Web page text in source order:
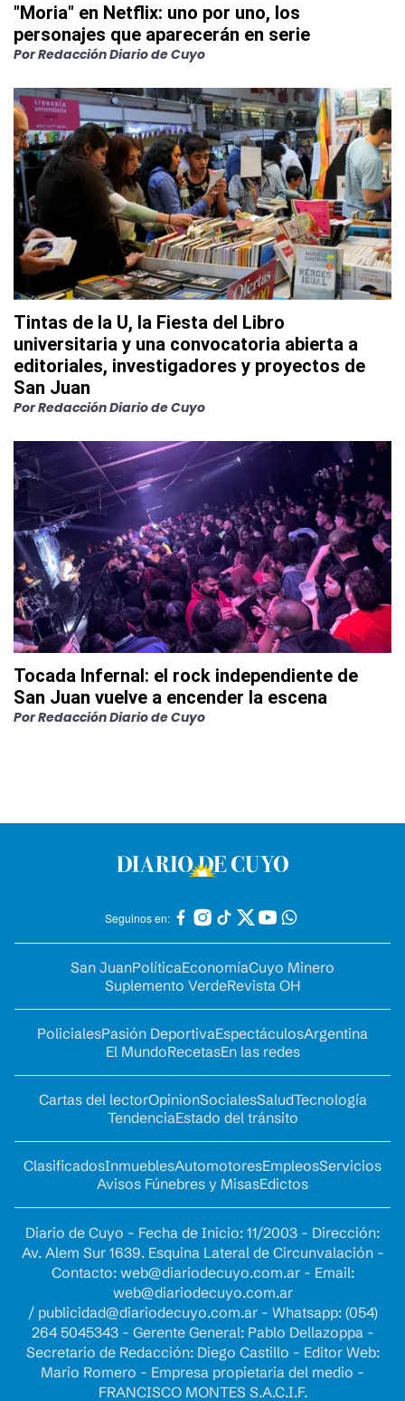
"Moria" en Netflix: uno por uno, los
personajes que aparecerán en serie
PorRedacción Diario de Cuyo
Tintas de la U, la Fiesta del Libro
universitaria y una convocatoria abierta a
editoriales, investigadores y proyectos de
San Juan
PorRedacción Diario de Cuyo
Tocada Infernal: el rock independiente de
San Juan vuelve a encender la escena
PorRedacción Diario de Cuyo
Seguinos en:
San JuanPolíticaEconomíaCuyo Minero
Suplemento VerdeRevista OH
PolicialesPasión DeportivaEspectáculosArgentina
El MundoRecetasEn las redes
Cartas del lectorOpinionSocialesSaludTecnología
TendenciaEstado del tránsito
ClasificadosInmueblesAutomotoresEmpleosServicios
Avisos Fúnebres y MisasEdictos
Diario de Cuyo - Fecha de Inicio: 11/2003 - Dirección:
Av. Alem Sur 1639. Esquina Lateral de Circunvalación -
Contacto: web@diariodecuyo.com.ar- Email:
web@diariodecuyo.com.ar
/ publicidad@diariodecuyo.com.ar- Whatsapp: (054)
264 5045343 - Gerente General: Pablo Dellazoppa -
Secretario de Redacción: Diego Castillo - Editor Web:
Mario Romero - Empresa propietaria del medio -
FRANCISCO MONTES S.A.C.I.F.